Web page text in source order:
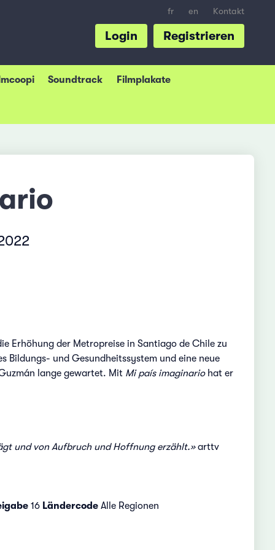
fr en Kontakt
Registrieren
Login
Soundtrack Filmplakate
Erhöhung der Metropreise in Santiago de Chile zu
Bildungs- und Gesundheitssystem und eine neue
lange gewartet. Mit Mi país imaginario hat er
und von Aufbruch und Hoffnung erzählt.»arttv
16 LändercodeAlle Regionen